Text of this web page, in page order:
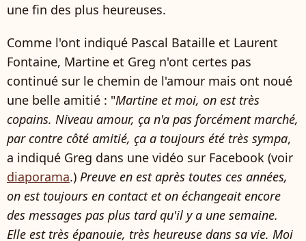
une fin des plus heureuses.
Comme l'ont indiqué Pascal Bataille et Laurent
Fontaine, Martine et Greg n'ont certes pas
continué sur le chemin de l'amour mais ont noué
une belle amitié : "Martine et moi, on est très
copains. Niveau amour, ça n'a pas forcément marché,
par contre côté amitié, ça a toujours été très sympa,
a indiqué Greg dans une vidéo sur Facebook (voir
diaporama.) Preuve en est après toutes ces années,
on est toujours en contact et on échangeait encore
des messages pas plus tard qu'il y a une semaine.
Elle est très épanouie, très heureuse dans sa vie. Moi